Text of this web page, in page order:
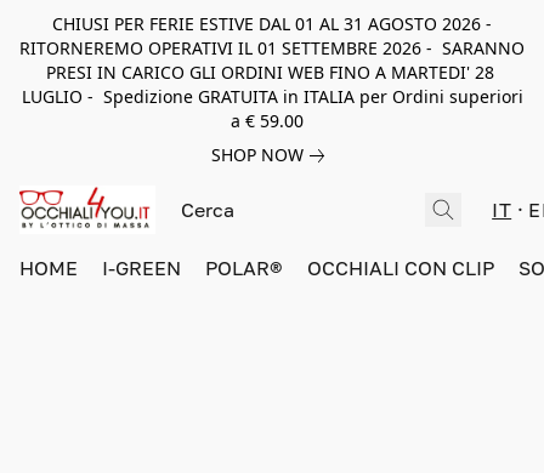
CHIUSI PER FERIE ESTIVE DAL 01 AL 31 AGOSTO 2026 -
RITORNEREMO OPERATIVI IL 01 SETTEMBRE 2026 - SARANNO
PRESI IN CARICO GLI ORDINI WEB FINO A MARTEDI' 28
LUGLIO - Spedizione GRATUITA in ITALIA per Ordini superiori
a € 59.00
SHOP NOW
IT
HOME I-GREEN POLAR® OCCHIALI CON CLIP